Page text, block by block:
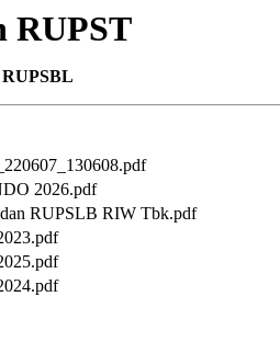
RUPST
2026.pdf
RUPSLB RIW Tbk.pdf